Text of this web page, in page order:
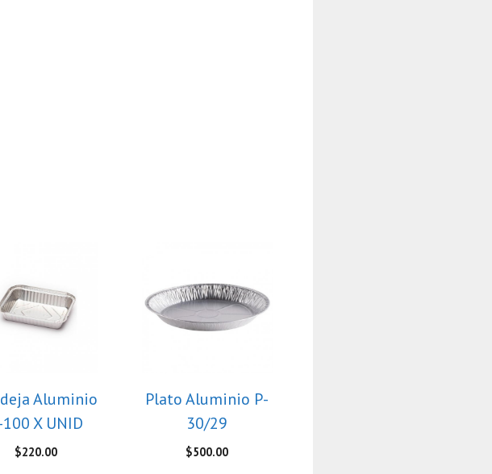
Aluminio
100 X UNID
$220.00
Plato Aluminio P-
30/29
$500.00